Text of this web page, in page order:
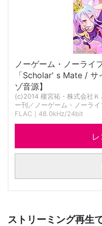
ノーゲーム・ノーライ
「Scholar' s Mate / サ
ゾ音源】
(c)2014 榎宮祐・株式会社Ｋ
ー刊／ノーゲーム・ノーラ
FLAC｜48.0kHz/24bit
ストリーミング再生